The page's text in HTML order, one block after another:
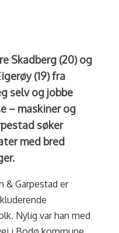
Skadberg (20) og
(19) fra
selv og jobbe
– maskiner og
søker
med bred
& Garpestad er
Nylig var han med